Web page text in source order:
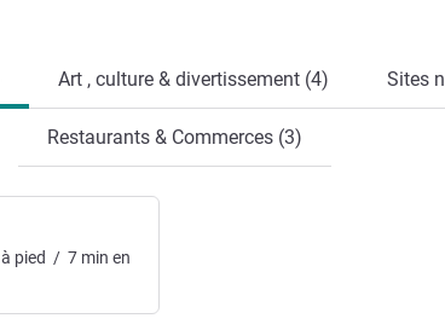
Art , culture & divertissement (4) Sites
Restaurants & Commerces (3)
à pied / 7 min en